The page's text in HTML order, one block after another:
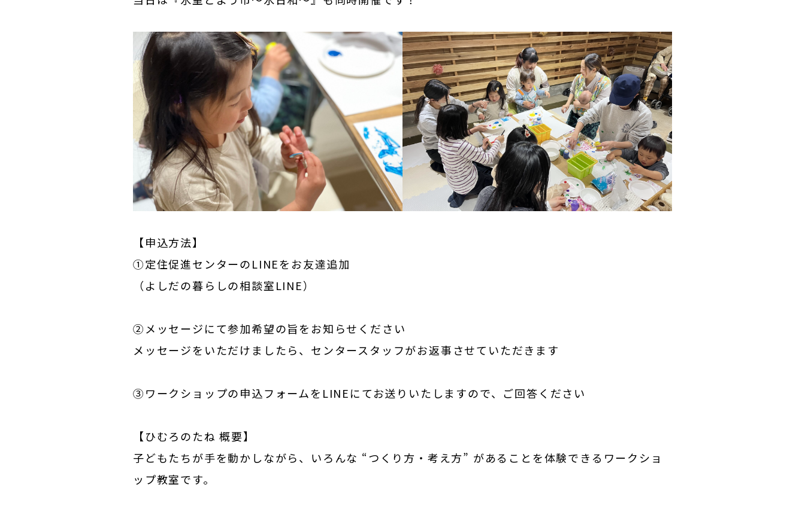
【申込方法】
①定住促進センターのLINEをお友達追加
（よしだの暮らしの相談室LINE）
②メッセージにて参加希望の旨をお知らせください
メッセージをいただけましたら、センタースタッフがお返事させていただきます
③ワークショップの申込フォームをLINEにてお送りいたしますので、ご回答ください
【ひむろのたね 概要】
子どもたちが手を動かしながら、いろんな “つくり方・考え方” があることを体験できるワークショ
ップ教室です。